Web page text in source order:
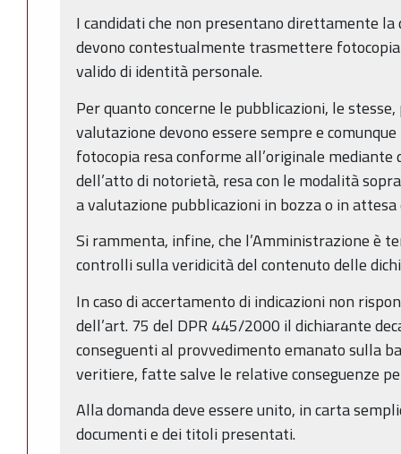
I candidati che non presentano direttamente
devono contestualmente trasmettere
valido di identità personale.
Per quanto concerne le pubblicazioni, le
valutazione devono essere sempre e
fotocopia resa conforme all’originale
dell’atto di notorietà, resa con le modalità
a valutazione pubblicazioni in bozza o in attesa
Si rammenta, infine, che l’Amministrazione è
controlli sulla veridicità del contenuto delle
In caso di accertamento di indicazioni non
dell’art. 75 del DPR 445/2000 il dichiarante
conseguenti al provvedimento emanato sulla
veritiere, fatte salve le relative conseguenze
Alla domanda deve essere unito, in carta
documenti e dei titoli presentati.